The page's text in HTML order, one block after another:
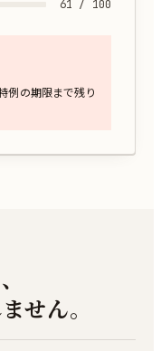
61 / 100
例の期限まで残り
せん。